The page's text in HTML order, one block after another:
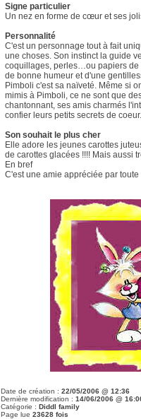
Signe particulier
Un nez en forme de cœur et ses
Personnalité
C'est un personnage tout à fait
une choses. Son instinct la guide
coquillages, perles…ou papiers de
de bonne humeur et d'une
Pimboli c'est sa naïveté. Même si
mimis à Pimboli, ce ne sont que
chantonnant, ses amis charmés
confier leurs petits secrets de coeur.
Son souhait le plus cher
Elle adore les jeunes carottes
de carottes glacées !!!! Mais aussi
En bref
C'est une amie appréciée par toute
Date de création : 22/05/2006 @ 12:36
Dernière modification : 14/06/2006 @
Catégorie : Diddl family
Page lue 23628 fois